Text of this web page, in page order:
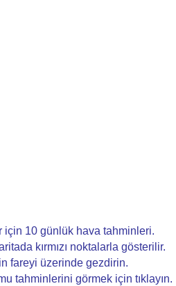
için 10 günlük hava tahminleri.
kırmızı noktalarla gösterilir.
fareyi üzerinde gezdirin.
tahminlerini görmek için tıklayın.